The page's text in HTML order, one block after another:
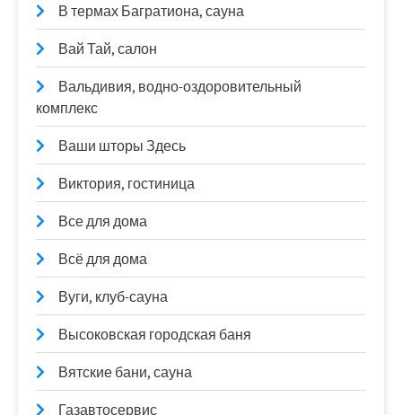
В термах Багратиона, сауна
Вай Тай, салон
Вальдивия, водно-оздоровительный
комплекс
Ваши шторы Здесь
Виктория, гостиница
Все для дома
Всё для дома
Вуги, клуб-сауна
Высоковская городская баня
Вятские бани, сауна
Газавтосервис